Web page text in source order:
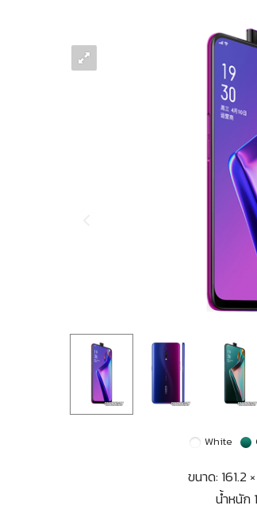
White
ขนาด: 161.2
น้ำหนัก